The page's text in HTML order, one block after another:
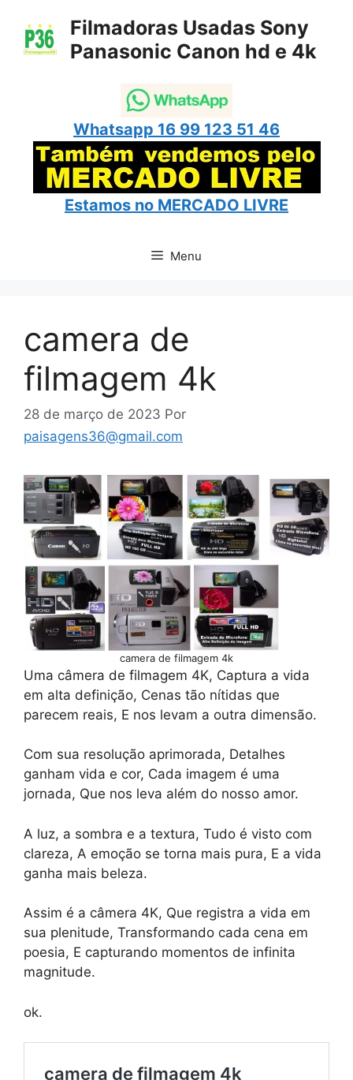
para
Filmadoras Usadas Sony
Panasonic Canon hd e 4k
Whatsapp 16 99 123 51 46
Estamos no MERCADO LIVRE
Menu
camera de
filmagem 4k
28 de março de 2023 Por
paisagens36@gmail.com
camera de filmagem 4k
Uma câmera de filmagem 4K, Captura a vida
em alta definição, Cenas tão nítidas que
parecem reais, E nos levam a outra dimensão.
Com sua resolução aprimorada, Detalhes
ganham vida e cor, Cada imagem é uma
jornada, Que nos leva além do nosso amor.
A luz, a sombra e a textura, Tudo é visto com
clareza, A emoção se torna mais pura, E a vida
ganha mais beleza.
Assim é a câmera 4K, Que registra a vida em
sua plenitude, Transformando cada cena em
poesia, E capturando momentos de infinita
magnitude.
ok.